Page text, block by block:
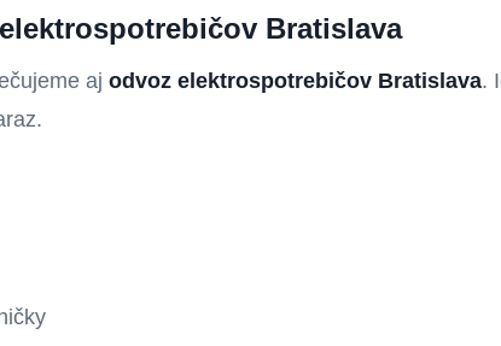
Bratislava
aj odvoz elektrospotrebičov Bratislava.